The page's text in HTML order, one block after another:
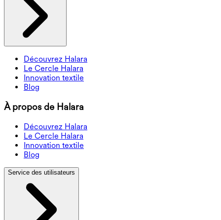
Découvrez Halara
Le Cercle Halara
Innovation textile
Blog
À propos de Halara
Découvrez Halara
Le Cercle Halara
Innovation textile
Blog
Service des utilisateurs